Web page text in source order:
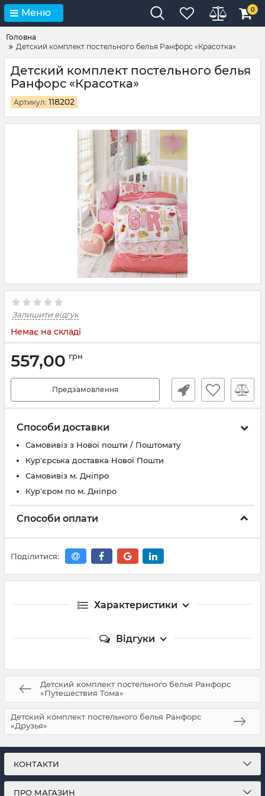
Меню 0
Головна
Детский комплект постельного белья Ранфорс «Красотка»
Детский комплект постельного белья
Ранфорс «Красотка»
Артикул: 118202
Залишити відгук
Немає на складі
557,00 грн
Предзамовлення
Способи доставки
Самовивіз з Нової пошти / Поштомату
Кур'єрська доставка Нової Пошти
Самовивіз м. Дніпро
Кур'єром по м. Дніпро
Способи оплати
Поділитися:
Характеристики
Відгуки
Детский комплект постельного белья Ранфорс
«Путешествия Тома»
Детский комплект постельного белья Ранфорс
«Друзья»
КОНТАКТИ
ПРО МАГАЗИН